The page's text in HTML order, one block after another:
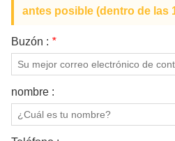
antes posible (dentro de las
Buzón : *
nombre :